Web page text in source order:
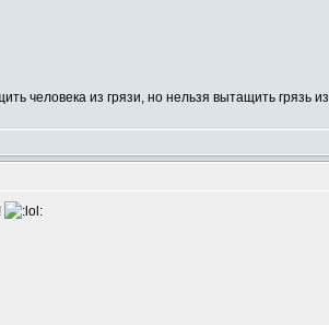
человека из грязи, но нельзя вытащить грязь